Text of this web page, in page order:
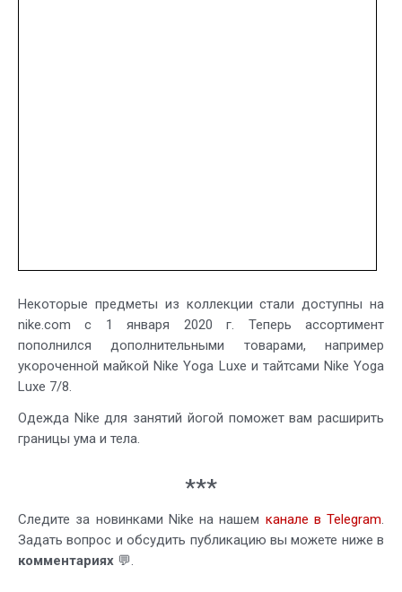
Некоторые предметы из коллекции стали доступны на
nike.com с 1 января 2020 г. Теперь ассортимент
пополнился дополнительными товарами, например
укороченной майкой Nike Yoga Luxe и тайтсами Nike Yoga
Luxe 7/8.
Одежда Nike для занятий йогой поможет вам расширить
границы ума и тела.
***
Следите за новинками Nike на нашем канале в Telegram.
Задать вопрос и обсудить публикацию вы можете ниже в
комментариях 💬.